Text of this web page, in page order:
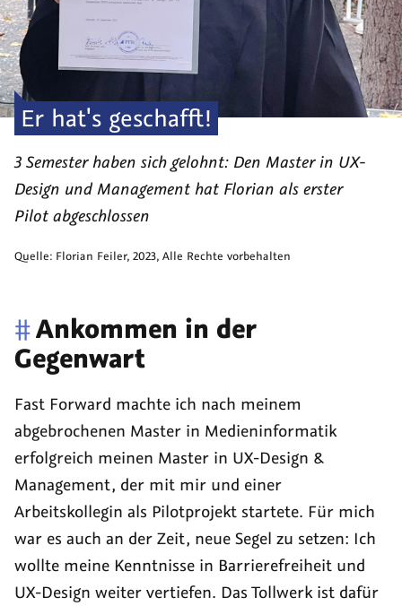
Er hat's geschafft!
3 Semester haben sich gelohnt: Den Master in UX-
Design und Management hat Florian als erster
Pilot abgeschlossen
Quelle: Florian Feiler, 2023, Alle Rechte vorbehalten
#Ankommen in der
Gegenwart
Fast Forward machte ich nach meinem
abgebrochenen Master in Medieninformatik
erfolgreich meinen Master in UX-Design &
Management, der mit mir und einer
Arbeitskollegin als Pilotprojekt startete. Für mich
war es auch an der Zeit, neue Segel zu setzen: Ich
wollte meine Kenntnisse in Barrierefreiheit und
UX-Design weiter vertiefen. Das Tollwerk ist dafür